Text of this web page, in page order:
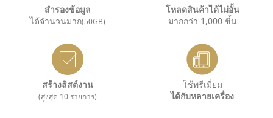
สำรองข้อมูล
ได้จำนวนมาก(50GB)
โหลดสินค้าได้ไม่อั้น
มากกว่า 1,000 ชิ้น
สร้างลิสต์งาน
(สูงสุด 10 รายการ)
ใช้พรีเมี่ยม
ได้กับหลายเครื่อง